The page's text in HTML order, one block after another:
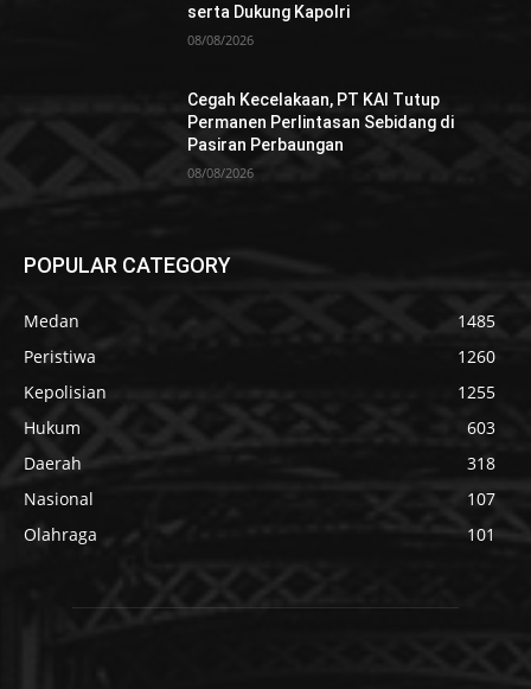
serta Dukung Kapolri
08/08/2026
Cegah Kecelakaan, PT KAI Tutup
Permanen Perlintasan Sebidang di
Pasiran Perbaungan
08/08/2026
POPULAR CATEGORY
Medan
1485
Peristiwa
1260
Kepolisian
1255
Hukum
603
Daerah
318
Nasional
107
Olahraga
101